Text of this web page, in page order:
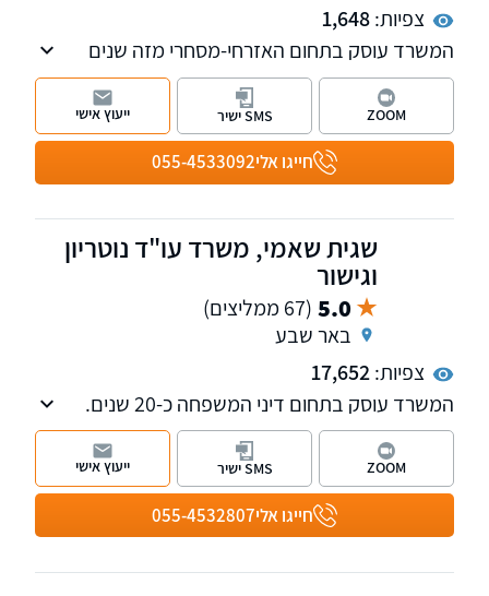
צפיות:1,648
המשרד עוסק בתחום האזרחי-מסחרי מזה שנים
רבות תוך התמקדות בתחום דיני המשפחה
והירושה, דיני חוזים, משפט מסחרי, מקרקעין
ועסקים, הוצאה לפועל וחדלות פירעון, נזקי גוף
ותאונות.
חייגו אלי055-4533092
ZOOM SMS ישיר ייעוץ אישי
שגית שאמי, משרד עו"ד נוטריון
וגישור
5.0 (67 ממליצים)
באר שבע
צפיות:17,652
המשרד עוסק בתחום דיני המשפחה כ-20 שנים.
עו"ד שאמי הינה מגשרת מוסמכת ומייצגת בתיקי
גירושין, מזונות ילדים, מזונות אישה, זמני שהות,
תביעות רכוש, כמו גם מוסמכת לעריכת הסכמים -
ממון, גירושין, ידועים בציבור, עריכת ייפוי כוח
מתמשך, מסמך הבעת רצון, עריכת צוואות, ירושות,
חייגו אלי055-4532807
ZOOM SMS ישיר ייעוץ אישי